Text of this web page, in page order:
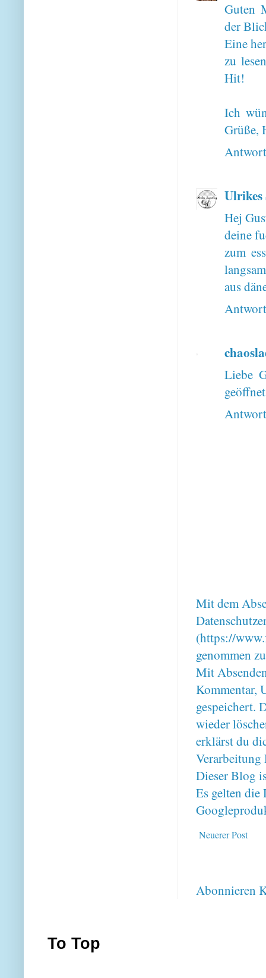
Guten
der
Eine
zu
Hit!
Ich
Grüße,
Hej
deine
zum
aus
Liebe
Mit dem
(https://
genommen
Mit
Kommentar,
gespeichert.
wieder
erklärst du
Verarbeitung
Dieser Blog
Es gelten
Neuerer Post
Abonnieren
To Top